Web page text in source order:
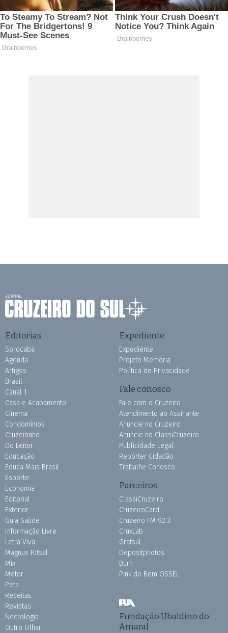
Editorias
Sorocaba
Agenda
Artigos
Brasil
Canal 1
Casa e Acabamento
Cinema
Condomínios
Cruzeirinho
Do Leitor
Educação
Educa Mais Brasil
Esporte
Economia
Editorial
Exterior
Guia Saúde
Informação Livre
Letra Viva
Magnus Futsal
Mix
Motor
Pets
Receitas
Revistas
Necrologia
Outro Olhar
Expediente
Expediente
Projeto Memória
Política de Privacidade
Fale conosco
Fale com o Cruzeiro
Atendimento ao Assinante
Anuncie no Cruzeiro
Anuncie no ClassiCruzeiro
Publicidade Legal
Repórter Cidadão
Trabalhe Conosco
Parceiros
ClassiCruzeiro
CruzeiroCard
Cruzeiro FM 92.3
CruxLab
Grafsul
Depositphotos
Burh
Pink do Bem OSSEL
Fundação Ubaldino do
Amaral